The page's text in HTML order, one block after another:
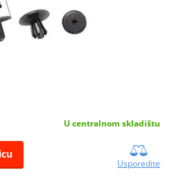
U centralnom skladištu
Usporedite